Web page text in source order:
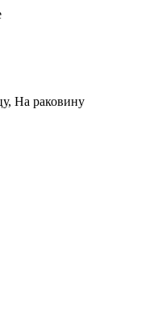
На раковину